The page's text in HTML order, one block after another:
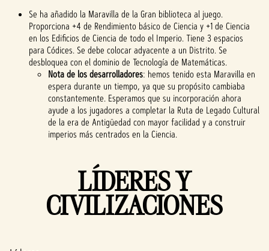
Se ha añadido la Maravilla de la Gran biblioteca al juego.
Proporciona +4 de Rendimiento básico de Ciencia y +1 de Ciencia
en los Edificios de Ciencia de todo el Imperio. Tiene 3 espacios
para Códices. Se debe colocar adyacente a un Distrito. Se
desbloquea con el dominio de Tecnología de Matemáticas.
Nota de los desarrolladores: hemos tenido esta Maravilla en
espera durante un tiempo, ya que su propósito cambiaba
constantemente. Esperamos que su incorporación ahora
ayude a los jugadores a completar la Ruta de Legado Cultural
de la era de Antigüedad con mayor facilidad y a construir
imperios más centrados en la Ciencia.
LÍDERES Y
CIVILIZACIONES